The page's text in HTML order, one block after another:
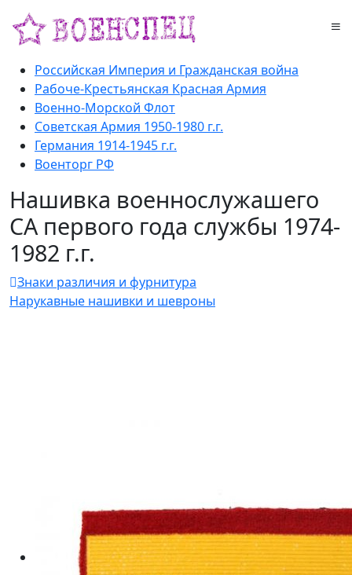
Российская Империя и Гражданская война
Рабоче-Крестьянская Красная Армия
Военно-Морской Флот
Советская Армия 1950-1980 г.г.
Германия 1914-1945 г.г.
Военторг РФ
Нашивка военнослужашего
СА первого года службы 1974-
1982 г.г.
Знаки различия и фурнитура
Нарукавные нашивки и шевроны